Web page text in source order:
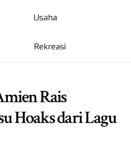
Usaha
Rekreasi
Rais
Hoaks dari Lagu